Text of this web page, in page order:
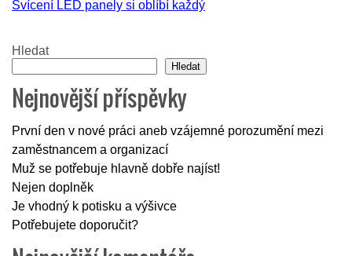
pro
příspěvek
Svícení LED panely si oblíbí každý
Hledat
Hledat
Nejnovější příspěvky
První den v nové práci aneb vzájemné porozumění mezi
zaměstnancem a organizací
Muž se potřebuje hlavně dobře najíst!
Nejen doplněk
Je vhodný k potisku a výšivce
Potřebujete doporučit?